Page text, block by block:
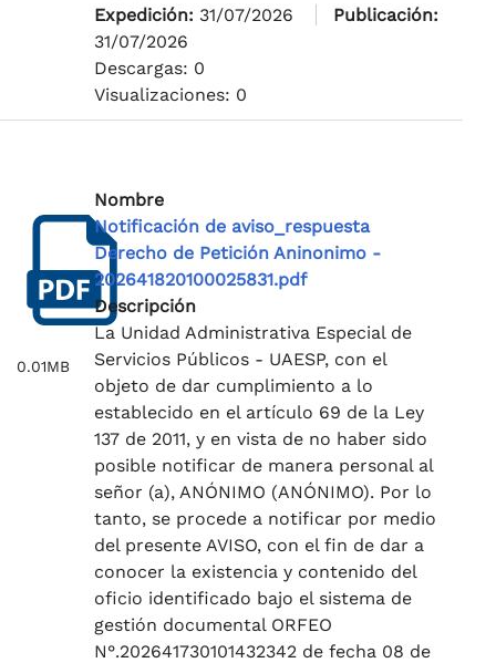
Expedición: 31/07/2026
Publicación:
31/07/2026
Descargas: 0
Visualizaciones: 0
0.01MB
Nombre
Notificación de aviso_respuesta
Derecho de Petición Aninonimo -
202641820100025831.pdf
Descripción
La Unidad Administrativa Especial de
Servicios Públicos - UAESP, con el
objeto de dar cumplimiento a lo
establecido en el artículo 69 de la Ley
137 de 2011, y en vista de no haber sido
posible notificar de manera personal al
señor (a), ANÓNIMO (ANÓNIMO). Por lo
tanto, se procede a notificar por medio
del presente AVISO, con el fin de dar a
conocer la existencia y contenido del
oficio identificado bajo el sistema de
gestión documental ORFEO
N°.202641730101432342 de fecha 08 de